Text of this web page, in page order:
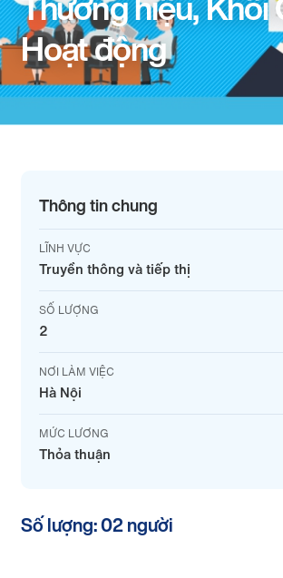
Thương hiệu, Khối
Hoạt động
Thông tin chung
LĨNH VỰC
Truyền thông và tiếp thị
SỐ LƯỢNG
2
NƠI LÀM VIỆC
Hà Nội
MỨC LƯƠNG
Thỏa thuận
Số lượng: 02 người